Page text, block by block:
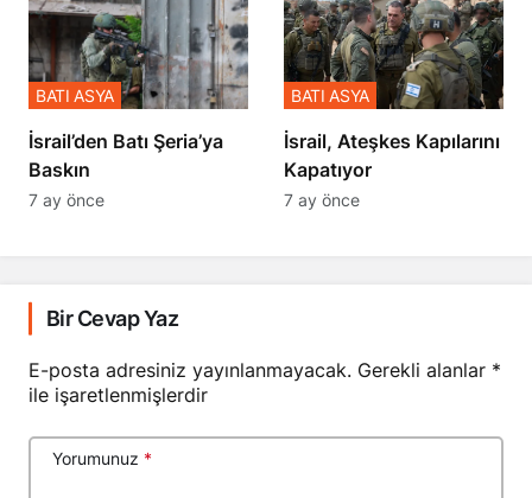
​​​​​​​İsrail’den Batı Şeria’ya
Baskın
BATI ASYA
7 ay önce
İsrail, Ateşkes Kapılarını
Kapatıyor
BATI ASYA
7 ay önce
Bir Cevap Yaz
E-posta adresiniz yayınlanmayacak. Gerekli alanlar *
ile işaretlenmişlerdir
Yorumunuz *